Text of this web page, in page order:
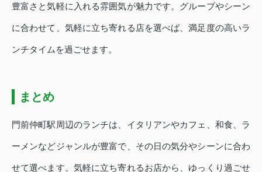
豊富さと気軽に入れる雰囲気が魅力です。グループやシーン
に合わせて、気軽に立ち寄れる店を選べば、満足度の高いラ
ンチタイムを過ごせます。
まとめ
門前仲町駅周辺のランチは、イタリアンやカフェ、和食、ラ
ーメンなどジャンルが豊富で、その日の気分やシーンに合わ
せて選べます。気軽に立ち寄れるお店から、ゆっくり過ごせ